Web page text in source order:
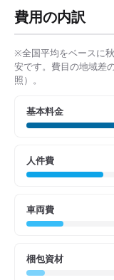
費用の内訳
※全国平均をベースに
安です。費目の地域差
照）。
基本料金
人件費
車両費
梱包資材